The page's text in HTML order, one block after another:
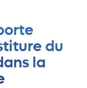
du
la